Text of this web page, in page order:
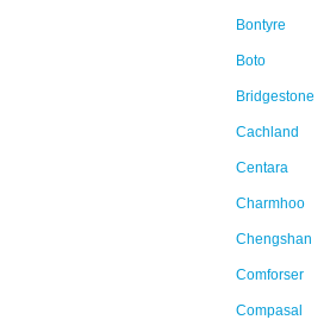
Bontyre
Boto
Bridgestone
Cachland
Centara
Charmhoo
Chengshan
Comforser
Compasal